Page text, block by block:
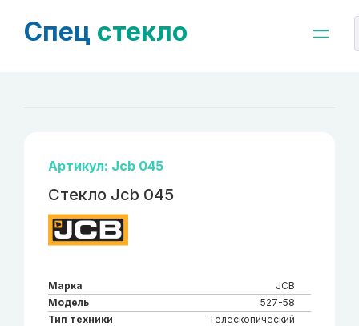
Спец стекло
Артикул: Jcb 045
Стекло Jcb 045
Марка
JCB
Модель
527-58
Тип техники
Телескопический